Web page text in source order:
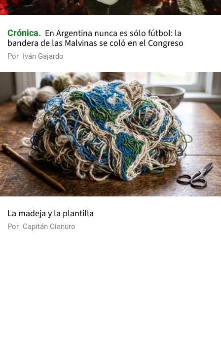
Crónica
En Argentina nunca es sólo fútbol: la
bandera de las Malvinas se coló en el Congreso
Por Iván Gajardo
La madeja y la plantilla
Por Capitán Cianuro